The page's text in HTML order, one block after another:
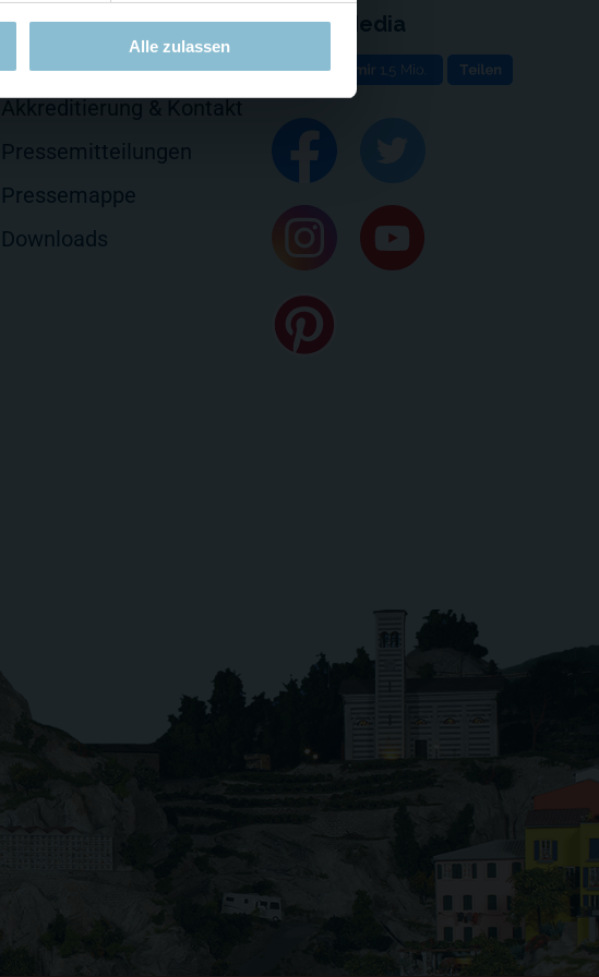
Alle zulassen
Presse
Presseseite
Pressemitteilungen
Pressemappe
Downloads
Social Media